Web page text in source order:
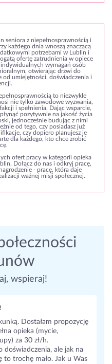
seniora z niepełnosprawnością i
każdego dnia wnoszą znaczącą
potrzebami w Lublin i
ofertę zatrudnienia w opiece
wymagań osób
otwierając drzwi do
od umiejętności, doświadczenia i
to niezwykle
nie tylko zawodowe wyzwania,
i spełnienia. Dając wsparcie,
pozytywnie na jakość życia
jednocześnie budując z nimi
od tego, czy posiadasz już
czy dopiero planujesz je
dla każdego, kto chce zrobić
ofert pracy w kategorii opieka
Dołącz do nas i odkryj pracę,
- pracę, która daje
ważnej misji społecznej.
wspieraj!
propozycję
(mycie,
zł/h.
ale jak na
mało. Jak u Was